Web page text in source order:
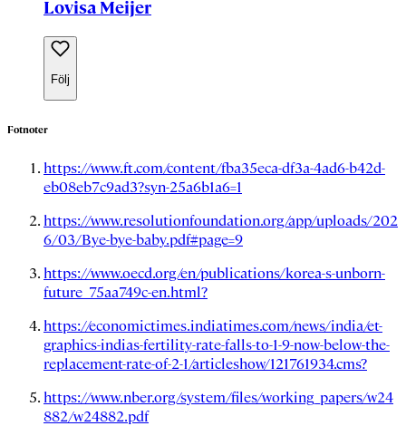
Lovisa Meijer
Följ
Fotnoter
https://www.ft.com/content/fba35eca-df3a-4ad6-b42d-
eb08eb7c9ad3?syn-25a6b1a6=1
https://www.resolutionfoundation.org/app/uploads/202
6/03/Bye-bye-baby.pdf#page=9
https://www.oecd.org/en/publications/korea-s-unborn-
future_75aa749c-en.html?
https://economictimes.indiatimes.com/news/india/et-
graphics-indias-fertility-rate-falls-to-1-9-now-below-the-
replacement-rate-of-2-1/articleshow/121761934.cms?
https://www.nber.org/system/files/working_papers/w24
882/w24882.pdf